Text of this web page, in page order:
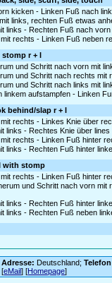
kicken - Linken Fuß nach
links, rechten Fuß etwas
links - Rechten Fuß nach
rechts - Linken Fuß neben
r + l
und Schritt nach vorn mit
und Schritt nach rechts mit
und Schritt nach links mit
linkem aufstampfen - Linken
behind/slap r + l
rechts - Linkes Knie über
links - Rechtes Knie über
rechts - Linken Fuß hinter
links - Rechten Fuß hinter
with stomp
rechts - Linken Fuß hinter
und Schritt nach vorn mit
links - Rechten Fuß hinter
links - Rechten Fuß neben
Adresse: Deutschland;
[eMail] [Homepage]